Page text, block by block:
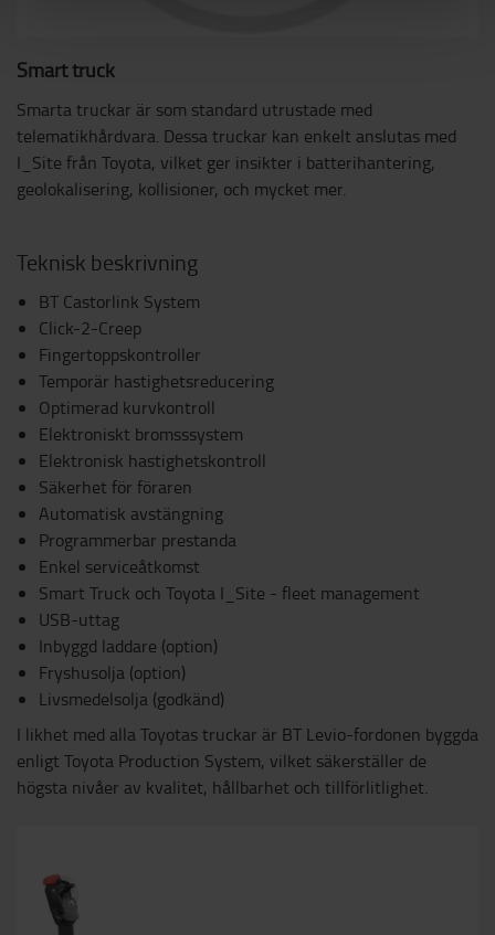
Smart truck
Smarta truckar är som standard utrustade med
telematikhårdvara. Dessa truckar kan enkelt anslutas med
I_Site från Toyota, vilket ger insikter i batterihantering,
geolokalisering, kollisioner, och mycket mer.
Teknisk beskrivning
BT Castorlink System
Click-2-Creep
Fingertoppskontroller
Temporär hastighetsreducering
Optimerad kurvkontroll
Elektroniskt bromsssystem
Elektronisk hastighetskontroll
Säkerhet för föraren
Automatisk avstängning
Programmerbar prestanda
Enkel serviceåtkomst
Smart Truck och Toyota I_Site - fleet management
USB-uttag
Inbyggd laddare (option)
Fryshusolja (option)
Livsmedelsolja (godkänd)
I likhet med alla Toyotas truckar är BT Levio-fordonen byggda
enligt Toyota Production System, vilket säkerställer de
högsta nivåer av kvalitet, hållbarhet och tillförlitlighet.